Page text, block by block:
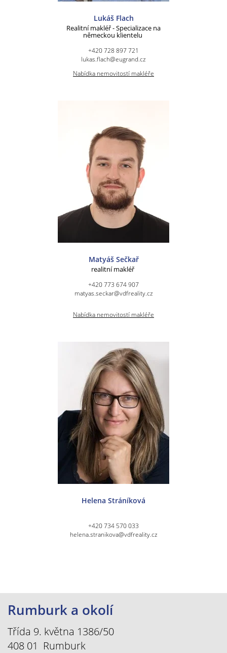
Lukáš Flach
Realitní makléř - Specializace na
německou klientelu
+420 728 897 721
lukas.flach@eugrand.cz
Nabídka nemovitostí makléře
Matyáš Sečkař
realitní makléř
+420 773 674 907
matyas.seckar@vdfreality.cz
Nabídka nemovitostí makléře
Helena Stráníková
+420 734 570 033
helena.stranikova@vdfreality.cz
Rumburk a okolí
Třída 9. května 1386/50
408 01 Rumburk